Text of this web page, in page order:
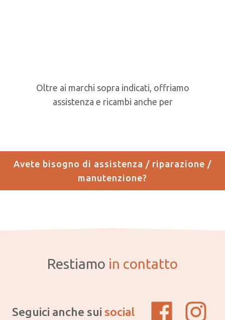
Oltre ai marchi sopra indicati, offriamo
assistenza e ricambi anche per
Avete bisogno di assistenza / riparazione /
manutenzione?
Restiamo in contatto
Seguici anche sui social